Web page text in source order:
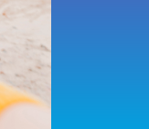
e prática para
certa. Com
estes veículos são